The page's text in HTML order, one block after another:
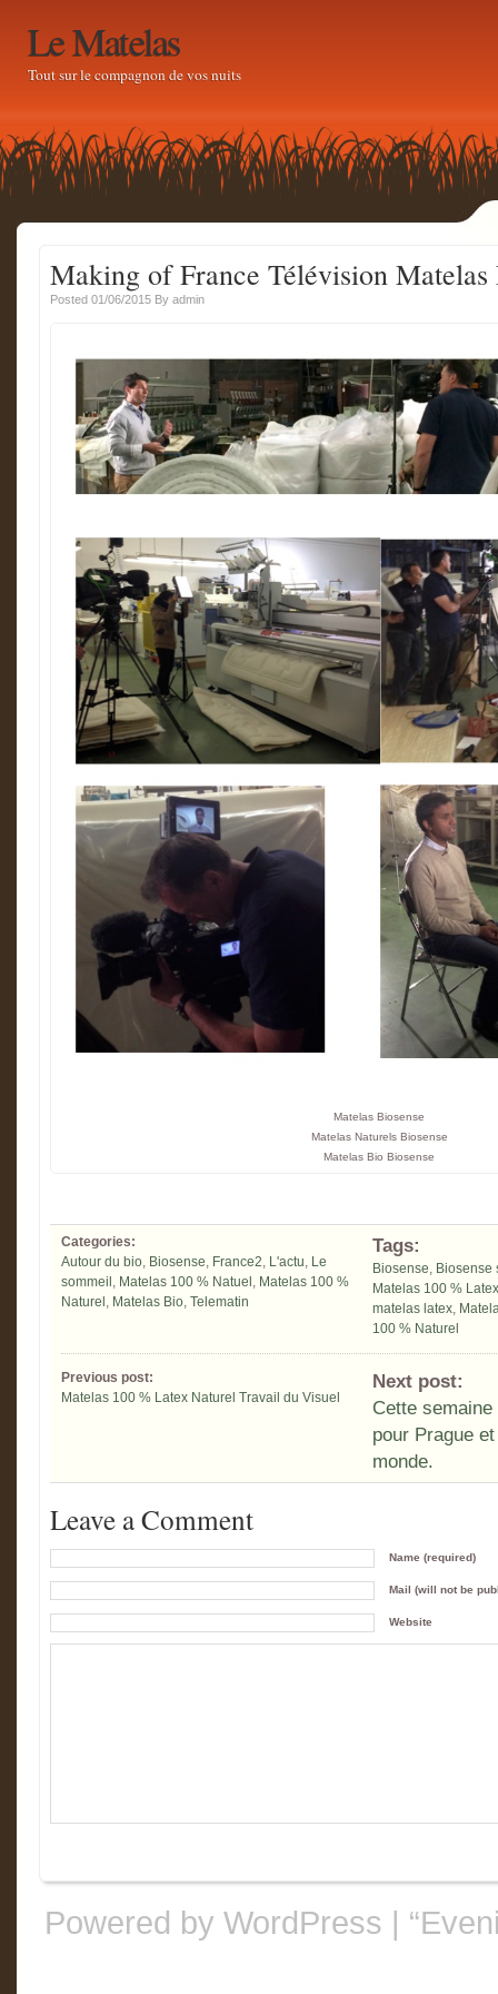
Le Matelas
Tout sur le compagnon de vos nuits
Making of France Télévision Matelas
Posted 01/06/2015 By admin
Matelas Biosense
Matelas Naturels Biosense
Matelas Bio Biosense
Categories:
Autour du bio Biosense France2 L'actu Le
sommeil Matelas 100 % Natuel Matelas 100 %
Naturel Matelas Bio Telematin
Tags:
Biosense Biosense
Matelas 100 %
matelas latex
100 % Naturel
Previous post:
Matelas 100 % Latex Naturel Travail du Visuel
Next post:
Cette
pour Prague
monde.
Leave a Comment
Name (required)
Mail (will not be
Website
Powered by WordPress |